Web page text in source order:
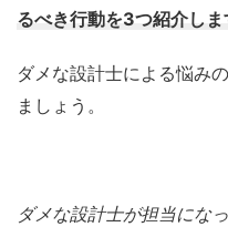
るべき行動を3つ紹介しま
ダメな設計士による悩み
ましょう。
ダメな設計士が担当にな